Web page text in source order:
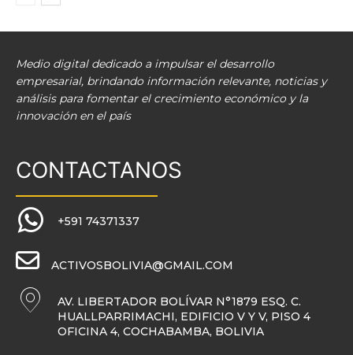
Medio digital dedicado a impulsar el desarrollo
empresarial, brindando información relevante, noticias y
análisis para fomentar el crecimiento económico y la
innovación en el país
CONTACTANOS
+591 74371337
ACTIVOSBOLIVIA@GMAIL.COM
AV. LIBERTADOR BOLÍVAR N°1879 ESQ. C.
HUALLPARRIMACHI, EDIFICIO V Y V, PISO 4
OFICINA 4, COCHABAMBA, BOLIVIA